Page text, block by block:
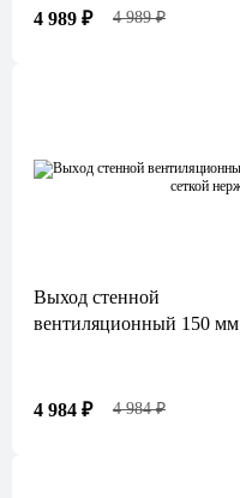
нержавеющая сталь
4 989 ₽ 4 989 ₽
Выход стенной
вентиляционный 150 мм
нержавеющая сталь
4 984 ₽ 4 984 ₽